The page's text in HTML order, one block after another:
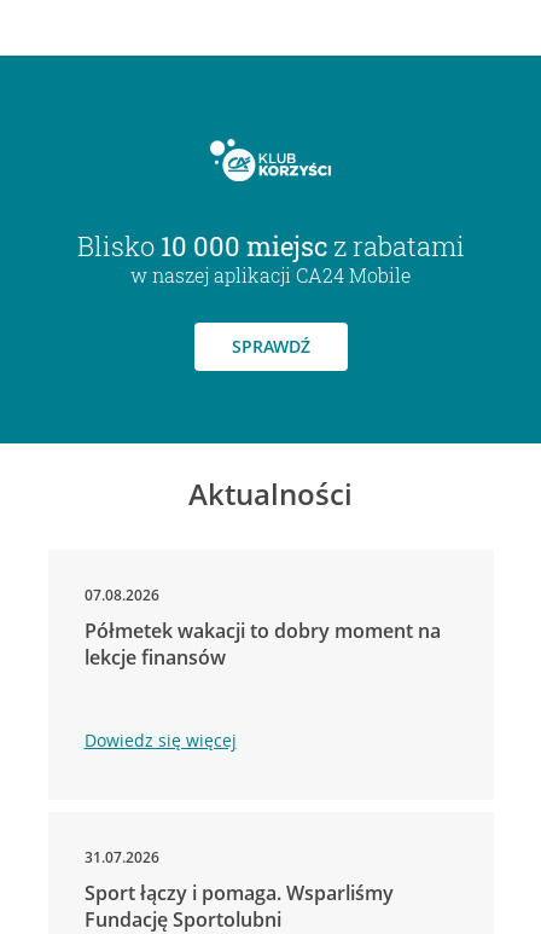
Blisko 10 000 miejsc z rabatami
w naszej aplikacji CA24 Mobile
SPRAWDŹ
Aktualności
07.08.2026
Półmetek wakacji to dobry moment na
lekcje finansów
Dowiedz się więcej
31.07.2026
Sport łączy i pomaga. Wsparliśmy
Fundację Sportolubni